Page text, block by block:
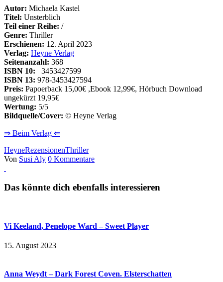
Autor: Michaela Kastel
Titel: Unsterblich
Teil einer Reihe: /
Genre: Thriller
Erschienen: 12. April 2023
Verlag: Heyne Verlag
Seitenanzahl: 368
ISBN 10:
3453427599
ISBN 13: 978-3453427594
Preis: Papoerback 15,00€ ,Ebook 12,99€, Hörbuch Download
ungekürzt 19,95€
Wertung: 5/5
Bildquelle/Cover: © Heyne Verlag
⇒ Beim Verlag ⇐
HeyneRezensionenThriller
Von Susi Aly 0 Kommentare
Das könnte dich ebenfalls interessieren
Vi Keeland, Penelope Ward – Sweet Player
15. August 2023
Anna Weydt – Dark Forest Coven. Elsterschatten